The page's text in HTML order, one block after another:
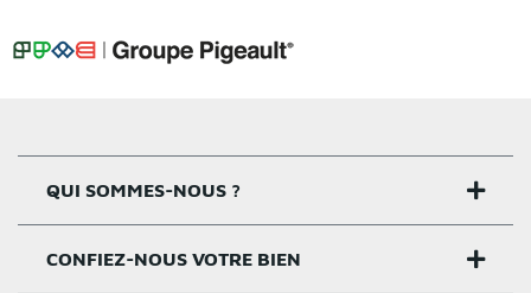
QUI SOMMES-NOUS ?
Nos agences
CONFIEZ-NOUS VOTRE BIEN